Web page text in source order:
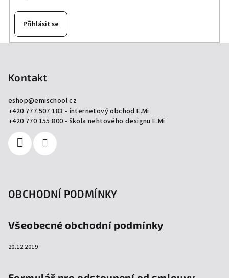
Přihlásit se
Kontakt
eshop@emischool.cz
+420 777 507 183 - internetový obchod E.Mi
+420 770 155 800 - škola nehtového designu E.Mi
OBCHODNÍ PODMÍNKY
Všeobecné obchodní podmínky
20.12.2019